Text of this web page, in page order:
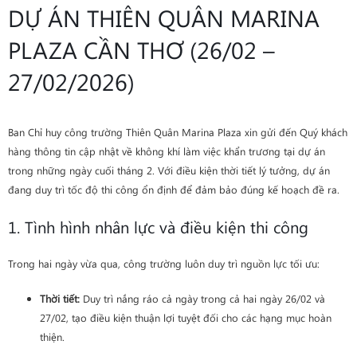
DỰ ÁN THIÊN QUÂN MARINA
PLAZA CẦN THƠ (26/02 –
27/02/2026)
Ban Chỉ huy công trường Thiên Quân Marina Plaza xin gửi đến Quý khách
hàng thông tin cập nhật về không khí làm việc khẩn trương tại dự án
trong những ngày cuối tháng 2. Với điều kiện thời tiết lý tưởng, dự án
đang duy trì tốc độ thi công ổn định để đảm bảo đúng kế hoạch đề ra.
1. Tình hình nhân lực và điều kiện thi công
Trong hai ngày vừa qua, công trường luôn duy trì nguồn lực tối ưu:
Thời tiết: Duy trì nắng ráo cả ngày trong cả hai ngày 26/02 và
27/02, tạo điều kiện thuận lợi tuyệt đối cho các hạng mục hoàn
thiện.